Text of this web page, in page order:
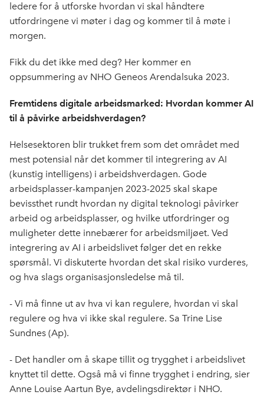
ledere for å utforske hvordan vi skal håndtere
utfordringene vi møter i dag og kommer til å møte i
morgen.
Fikk du det ikke med deg? Her kommer en
oppsummering av NHO Geneos Arendalsuka 2023.
Fremtidens digitale arbeidsmarked: Hvordan kommer AI
til å påvirke arbeidshverdagen?
Helsesektoren blir trukket frem som det området med
mest potensial når det kommer til integrering av AI
(kunstig intelligens) i arbeidshverdagen. Gode
arbeidsplasser-kampanjen 2023-2025 skal skape
bevissthet rundt hvordan ny digital teknologi påvirker
arbeid og arbeidsplasser, og hvilke utfordringer og
muligheter dette innebærer for arbeidsmiljøet. Ved
integrering av AI i arbeidslivet følger det en rekke
spørsmål. Vi diskuterte hvordan det skal risiko vurderes,
og hva slags organisasjonsledelse må til.
- Vi må finne ut av hva vi kan regulere, hvordan vi skal
regulere og hva vi ikke skal regulere. Sa Trine Lise
Sundnes (Ap).
- Det handler om å skape tillit og trygghet i arbeidslivet
knyttet til dette. Også må vi finne trygghet i endring, sier
Anne Louise Aartun Bye, avdelingsdirektør i NHO.